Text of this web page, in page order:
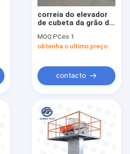
correia do elevador
de cubeta da grão do
elevador de cubeta
verticais
MOQ:PCes 1
obtenha o ultimo preço
contacto